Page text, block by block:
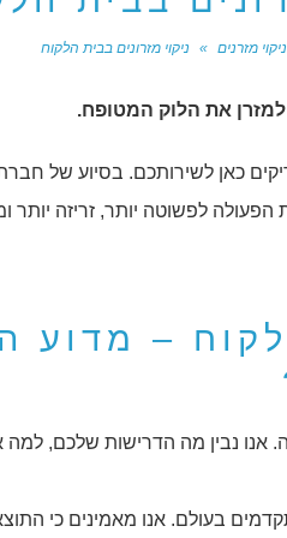
ניקוי מזרנים » ניקוי מזרונים בבית הלקוח
למזרן את הלוק המטופח.
כאן לשירותכם. בסיוע של
לפשוטה יותר, זריזה יותר
–
נבין מה הדרישות שלכם, למה
בעולם. אנו מאמינים כי